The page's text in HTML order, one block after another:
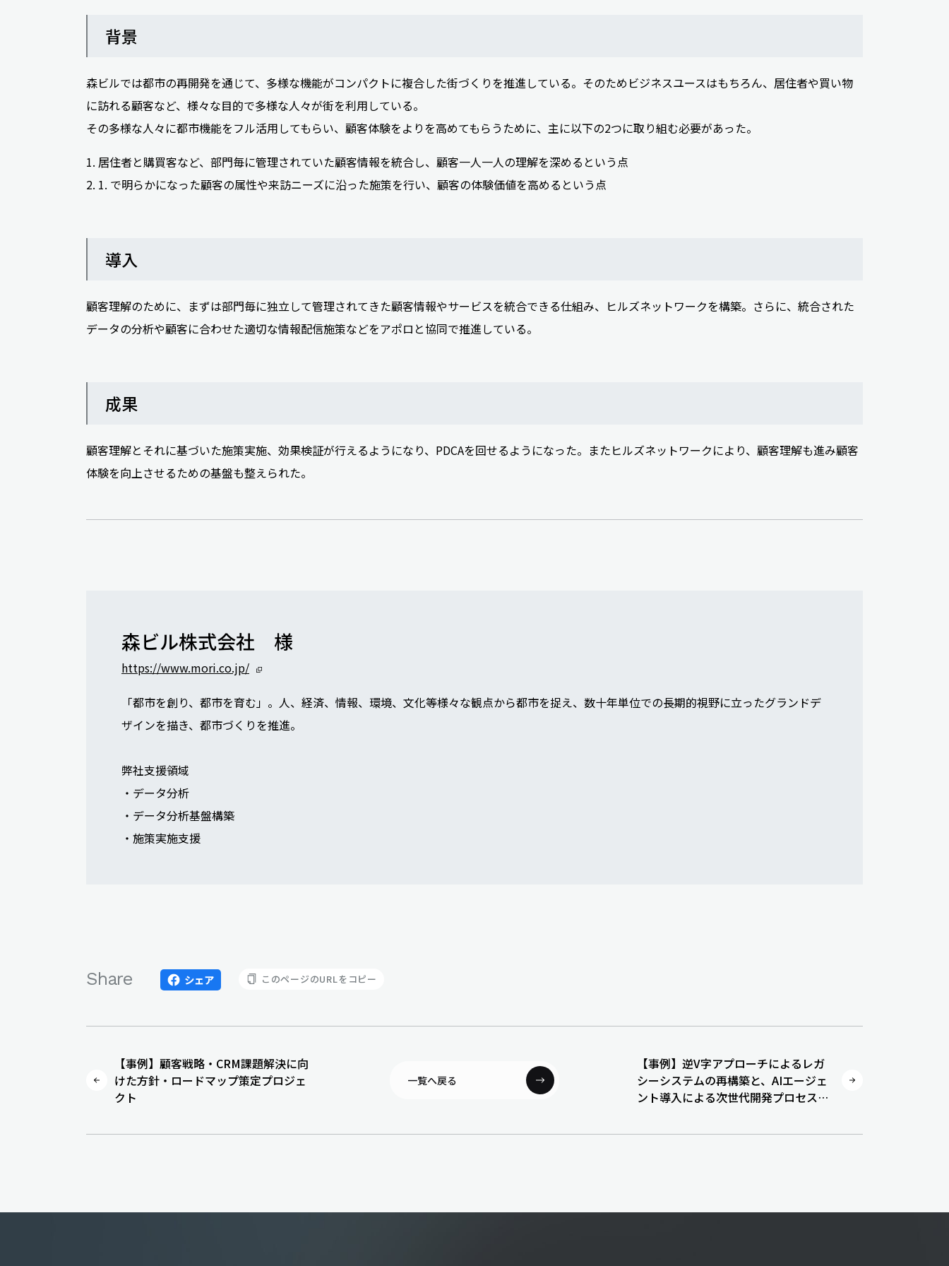
背景
森ビルでは都市の再開発を通じて、多様な機能がコンパクトに複合した街づくりを推進している。そのためビジネスユースはもちろん、居住者や買い物
に訪れる顧客など、様々な目的で多様な人々が街を利用している。
その多様な人々に都市機能をフル活用してもらい、顧客体験をよりを高めてもらうために、主に以下の2つに取り組む必要があった。
1. 居住者と購買客など、部門毎に管理されていた顧客情報を統合し、顧客一人一人の理解を深めるという点
2. 1. で明らかになった顧客の属性や来訪ニーズに沿った施策を行い、顧客の体験価値を高めるという点
導入
顧客理解のために、まずは部門毎に独立して管理されてきた顧客情報やサービスを統合できる仕組み、ヒルズネットワークを構築。さらに、統合された
データの分析や顧客に合わせた適切な情報配信施策などをアポロと協同で推進している。
成果
顧客理解とそれに基づいた施策実施、効果検証が行えるようになり、PDCAを回せるようになった。またヒルズネットワークにより、顧客理解も進み顧客
体験を向上させるための基盤も整えられた。
森ビル株式会社 様
https://www.mori.co.jp/
「都市を創り、都市を育む」。人、経済、情報、環境、文化等様々な観点から都市を捉え、数十年単位での長期的視野に立ったグランドデ
ザインを描き、都市づくりを推進。
弊社支援領域
・データ分析
・データ分析基盤構築
・施策実施支援
Share シェア このページのURLをコピー
【事例】顧客戦略・CRM課題解決に向
けた方針・ロードマップ策定プロジェ
クト
【事例】逆V字アプローチによるレガ
シーシステムの再構築と、AIエージェ
ント導入による次世代開発プロセス構
一覧へ戻る